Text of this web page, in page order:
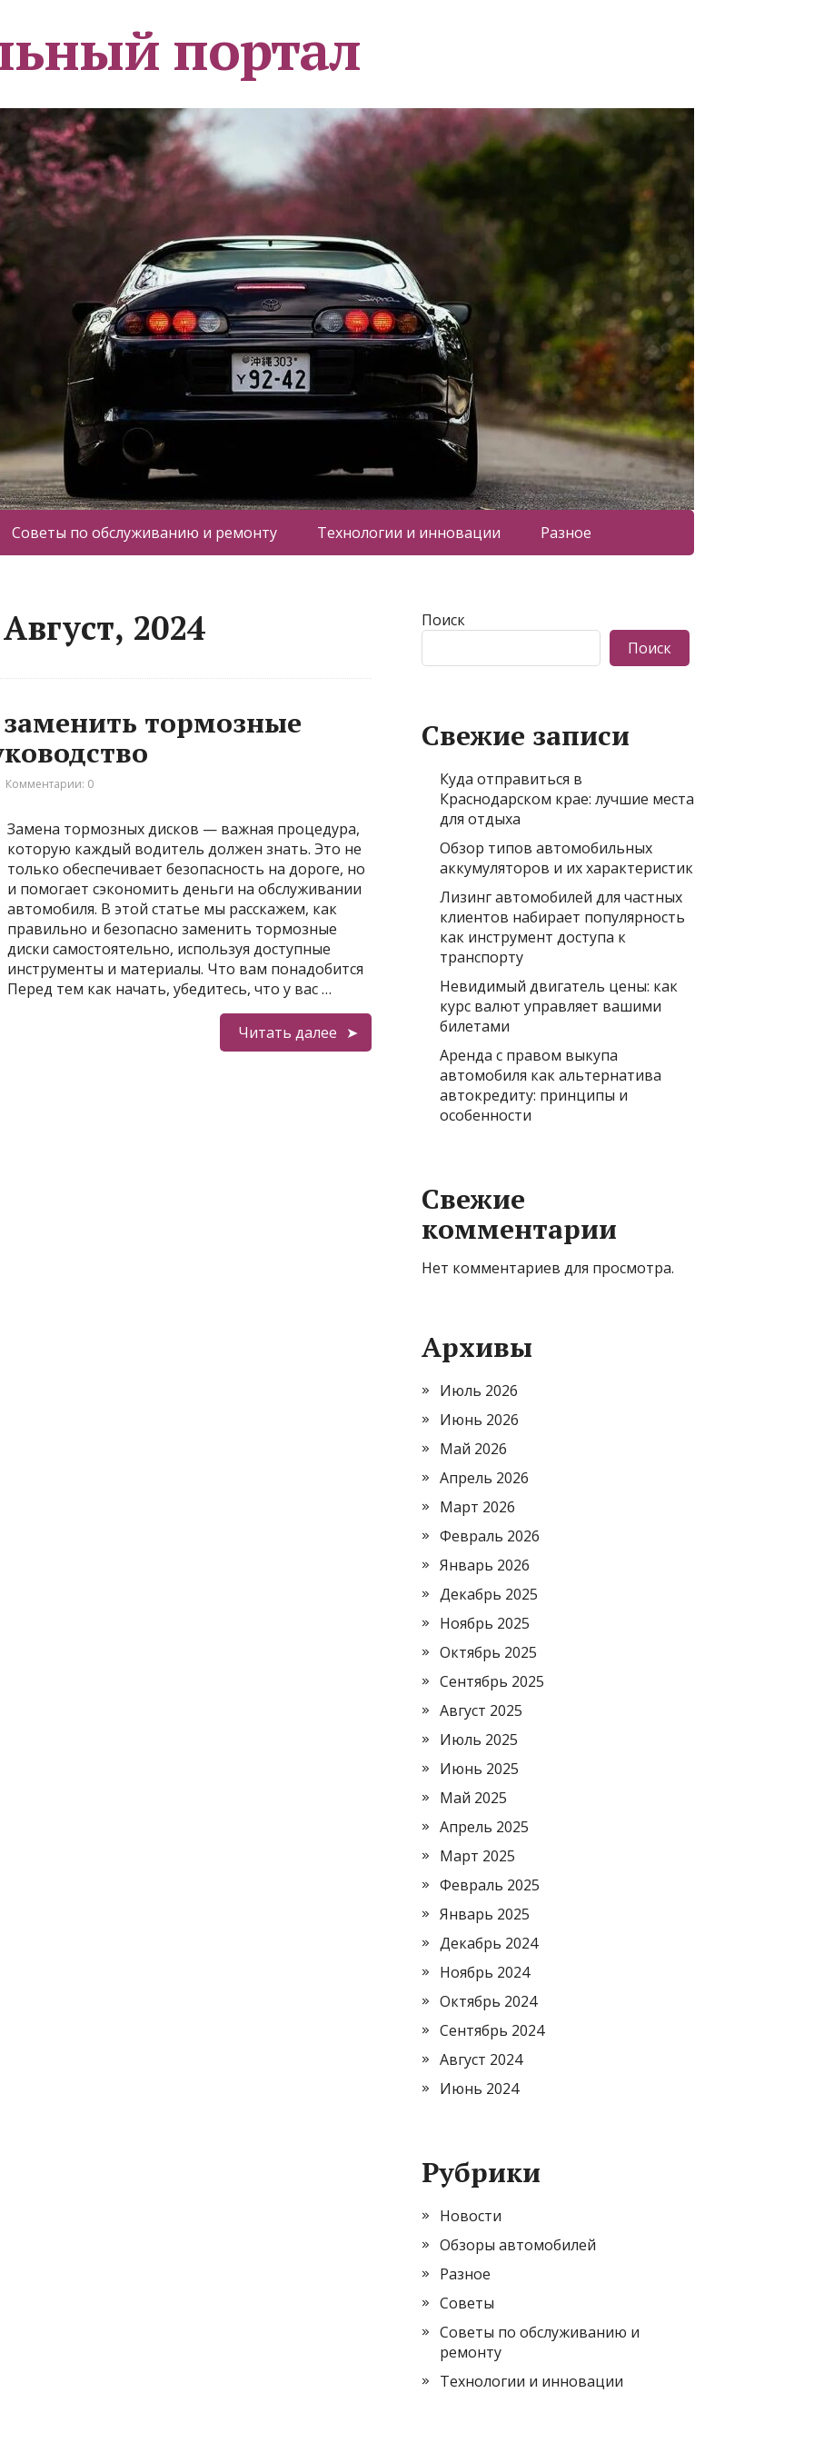
портал
Советы по обслуживанию и ремонту Технологии и инновации Разное
2024
тормозные
Комментарии: 0
Замена тормозных дисков — важная процедура,
которую каждый водитель должен знать. Это не
только обеспечивает безопасность на дороге, но
и помогает сэкономить деньги на обслуживании
автомобиля. В этой статье мы расскажем, как
правильно и безопасно заменить тормозные
диски самостоятельно, используя доступные
инструменты и материалы. Что вам понадобится
Перед тем как начать, убедитесь, что у вас …
Читать далее
Поиск
Поиск
Свежие записи
Куда отправиться в
Краснодарском крае: лучшие места
для отдыха
Обзор типов автомобильных
аккумуляторов и их характеристик
Лизинг автомобилей для частных
клиентов набирает популярность
как инструмент доступа к
транспорту
Невидимый двигатель цены: как
курс валют управляет вашими
билетами
Аренда с правом выкупа
автомобиля как альтернатива
автокредиту: принципы и
особенности
Свежие
комментарии
Нет комментариев для просмотра.
Архивы
Июль 2026
Июнь 2026
Май 2026
Апрель 2026
Март 2026
Февраль 2026
Январь 2026
Декабрь 2025
Ноябрь 2025
Октябрь 2025
Сентябрь 2025
Август 2025
Июль 2025
Июнь 2025
Май 2025
Апрель 2025
Март 2025
Февраль 2025
Январь 2025
Декабрь 2024
Ноябрь 2024
Октябрь 2024
Сентябрь 2024
Август 2024
Июнь 2024
Рубрики
Новости
Обзоры автомобилей
Разное
Советы
Советы по обслуживанию и
ремонту
Технологии и инновации